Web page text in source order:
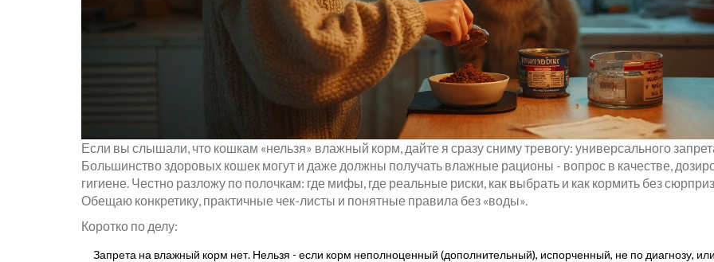
Если вы слышали, что кошкам «нельзя» влажный корм, дайте я сразу сниму тревогу: универсального
Большинство здоровых кошек могут и даже должны получать влажные рационы - вопрос в качестве,
гигиене. Честно разложу по полочкам: где мифы, где реальные риски, как выбрать и как кормить без
Обещаю конкретику, практичные чек-листы и понятные правила без «воды».
Коротко по делу:
Запрета на влажный корм нет. Нельзя - если корм неполноценный (дополнительный), испорченный, не по диагнозу,